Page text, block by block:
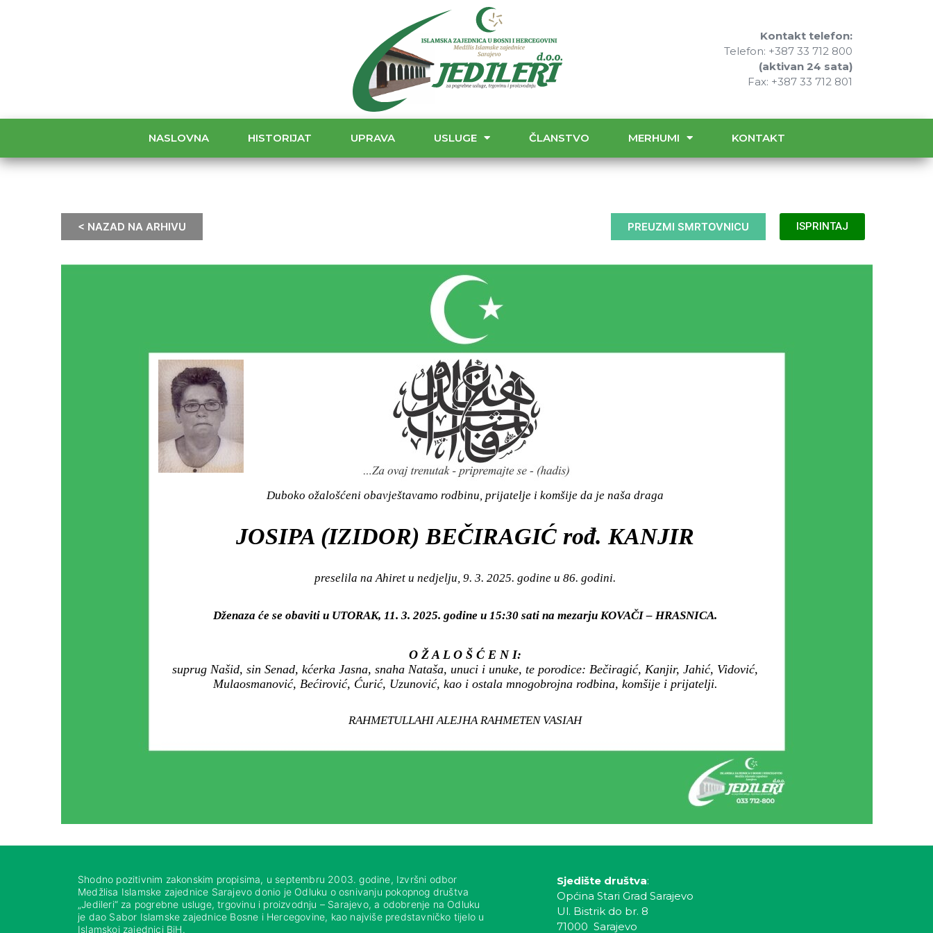
Kontakt telefon:
Telefon: +387 33 712 800
(aktivan 24 sata)
Fax: +387 33 712 801
NASLOVNA HISTORIJAT UPRAVA USLUGE ČLANSTVO MERHUMI KONTAKT
< NAZAD NA ARHIVU PREUZMI SMRTOVNICU ISPRINTAJ
Duboko ožalošćeni obavještavamo rodbinu, prijatelje i komšije da je naša draga
JOSIPA (IZIDOR) BEČIRAGIĆ rođ. KANJIR
preselila na Ahiret u nedjelju, 9. 3. 2025. godine u 86. godini.
Dženaza će se obaviti u UTORAK, 11. 3. 2025. godine u 15:30 sati na mezarju KOVAČI – HRASNICA.
O Ž A L O Š Ć E N I:
suprug Našid, sin Senad, kćerka Jasna, snaha Nataša, unuci i unuke, te porodice: Bečiragić, Kanjir, Jahić, Vidović,
Mulaosmanović, Bećirović, Ćurić, Uzunović, kao i ostala mnogobrojna rodbina, komšije i prijatelji.
RAHMETULLAHI ALEJHA RAHMETEN VASIAH
Shodno pozitivnim zakonskim propisima, u septembru 2003. godine, Izvršni odbor
Medžlisa Islamske zajednice Sarajevo donio je Odluku o osnivanju pokopnog društva
„Jedileri“ za pogrebne usluge, trgovinu i proizvodnju – Sarajevo, a odobrenje na Odluku
je dao Sabor Islamske zajednice Bosne i Hercegovine, kao najviše predstavničko tijelo u
Islamskoj zajednici BiH.
Sjedište društva:
Općina Stari Grad Sarajevo
Ul. Bistrik do br. 8
71000 Sarajevo